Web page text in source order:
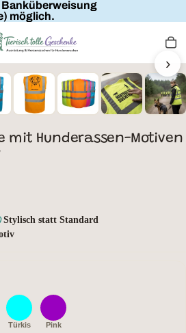
möglich.
Wunschtext ›
mit Hunderassen-Motiven
Stylisch statt Standard
Türkis Pink